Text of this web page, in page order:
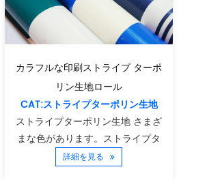
カラフルな印刷ストライプ ターポ
リン生地ロール
CAT:ストライプターポリン生地
ストライプターポリン生地 さまざ
まな色があります。ストライプタ
詳細を見る